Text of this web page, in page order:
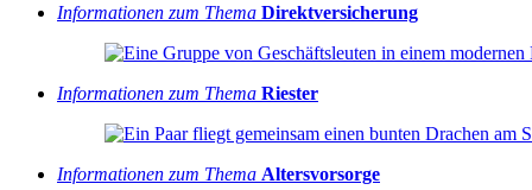
Informationen zum Thema Direktversicherung
Informationen zum Thema Riester
Informationen zum Thema Altersvorsorge